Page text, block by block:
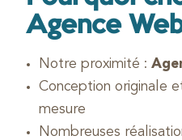
Agence
Notre proximité :
Conception originale
mesure
Nombreuses